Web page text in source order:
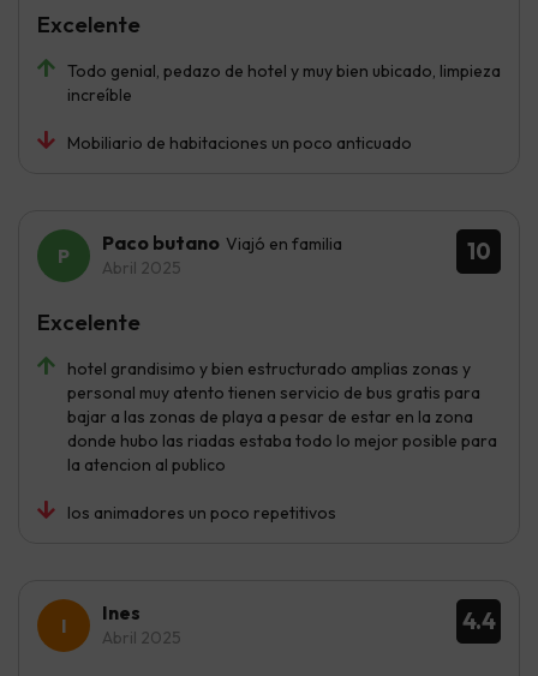
Todo genial, pedazo de hotel y muy bien ubicado, limpieza
increíble
Mobiliario de habitaciones un poco anticuado
Excelente
10
Paco butano Viajó en familia
Abril 2025
hotel grandisimo y bien estructurado amplias zonas y
personal muy atento tienen servicio de bus gratis para
bajar a las zonas de playa a pesar de estar en la zona
donde hubo las riadas estaba todo lo mejor posible para
la atencion al publico
los animadores un poco repetitivos
Excelente
4.4
Ines
Abril 2025